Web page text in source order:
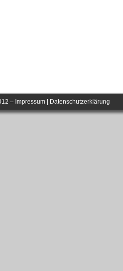
– Impressum Datenschutzerklärung